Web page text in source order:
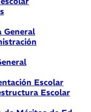
General
Escolar
Escolar